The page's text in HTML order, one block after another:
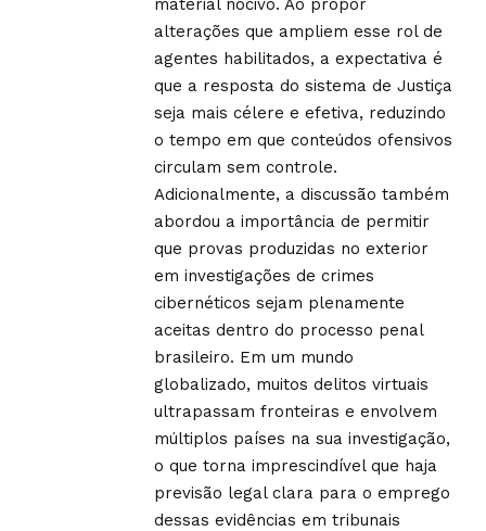
alterações que ampliem esse rol de
agentes habilitados, a expectativa é
que a resposta do sistema de Justiça
seja mais célere e efetiva, reduzindo
o tempo em que conteúdos ofensivos
circulam sem controle.
Adicionalmente, a discussão também
abordou a importância de permitir
que provas produzidas no exterior
em investigações de crimes
cibernéticos sejam plenamente
aceitas dentro do processo penal
brasileiro. Em um mundo
globalizado, muitos delitos virtuais
ultrapassam fronteiras e envolvem
múltiplos países na sua investigação,
o que torna imprescindível que haja
previsão legal clara para o emprego
dessas evidências em tribunais